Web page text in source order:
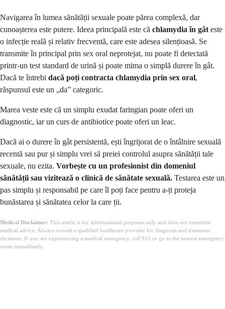
Navigarea în lumea sănătății sexuale poate părea complexă, dar
cunoașterea este putere. Ideea principală este că chlamydia în gâteste
o infecție reală și relativ frecventă, care este adesea silențioasă. Se
transmite în principal prin sex oral neprotejat, nu poate fi detectată
printr-un test standard de urină și poate mima o simplă durere în gât.
Dacă te întrebi dacă poți contracta chlamydia prin sex oral,
răspunsul este un „da” categoric.
Marea veste este că un simplu exudat faringian poate oferi un
diagnostic, iar un curs de antibiotice poate oferi un leac.
Dacă ai o durere în gât persistentă, ești îngrijorat de o întâlnire sexuală
recentă sau pur și simplu vrei să preiei controlul asupra sănătății tale
sexuale, nu ezita. Vorbește cu un profesionist din domeniul
sănătății sau vizitează o clinică de sănătate sexuală. Testarea este un
pas simplu și responsabil pe care îl poți face pentru a-ți proteja
bunăstarea și sănătatea celor la care ții.
Medical Disclaimer: This article is for informational purposes only and does not constitute
medical advice. Always consult a qualified healthcare provider for diagnosis and treatment
decisions. If you are experiencing a medical emergency, call 911 or go to the nearest emergency
room immediately.